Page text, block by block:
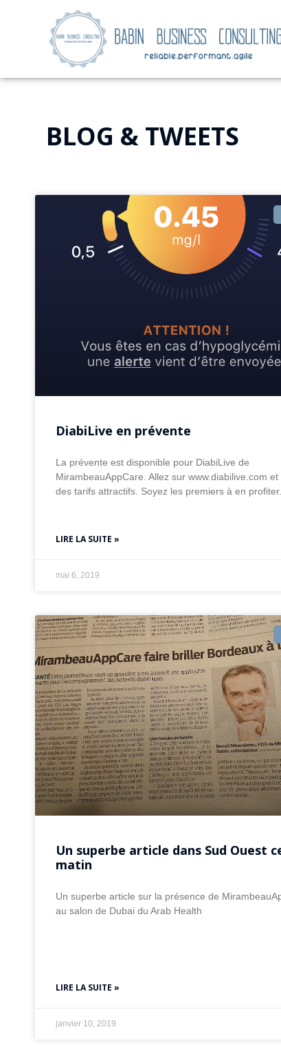
BLOG & TWEETS
DiabiLive en prévente
La prévente est disponible pour DiabiLive de
MirambeauAppCare. Allez sur www.diabilive.com et
des tarifs attractifs. Soyez les premiers à en profiter.
LIRE LA SUITE »
mai 6, 2019
Un superbe article dans Sud Ouest
matin
Un superbe article sur la présence de
au salon de Dubai du Arab Health
LIRE LA SUITE »
janvier 10, 2019